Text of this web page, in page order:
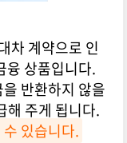
차 계약으로 인
융 상품입니다.
반환하지 않을
해 주게 됩니다.
있습니다.